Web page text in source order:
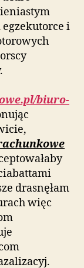
i
biuro-
drasnęłam
więc